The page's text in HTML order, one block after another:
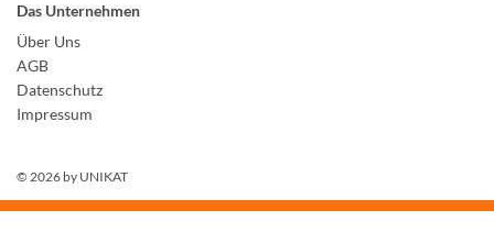
Das Unternehmen
Über Uns
AGB
Datenschutz
Impressum
© 2026 by UNIKAT